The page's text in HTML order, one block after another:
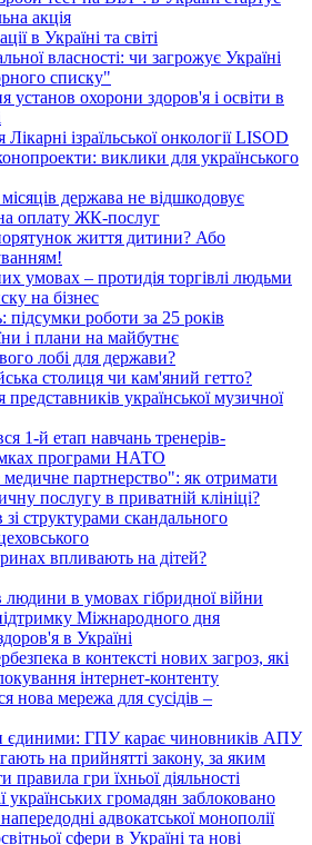
акція
в Україні та світі
власності: чи загрожує Україні
списку"
установ охорони здоров'я і освіти в
ізраїльської онкології LISOD
виклики для українського
держава не відшкодовує
на оплату ЖК-послуг
життя дитини? Або
умовах – протидія торгівлі людьми
на бізнес
підсумки роботи за 25 років
і плани на майбутнє
лобі для держави?
столиця чи кам'яний гетто?
української музичної
1-й етап навчань тренерів-
програми НАТО
партнерство": як отримати
послугу в приватній клініці?
структурами скандального
впливають на дітей?
в умовах гібридної війни
Міжнародного дня
в Україні
в контексті нових загроз, які
інтернет-контенту
нова мережа для сусідів –
єдиними: ГПУ карає чиновників АПУ
на прийнятті закону, за яким
правила гри їхньої діяльності
українських громадян заблоковано
адвокатської монополії
сфери в Україні та нові